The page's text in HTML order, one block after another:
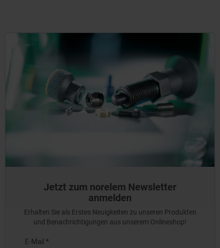
Jetzt zum norelem Newsletter
anmelden
Erhalten Sie als Erstes Neuigkeiten zu unseren Produkten
und Benachrichtigungen aus unserem Onlineshop!